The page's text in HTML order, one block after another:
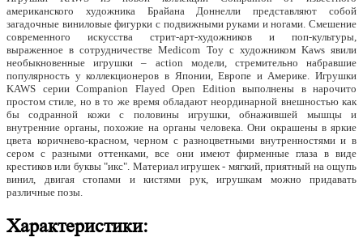
американского художника Брайана Доннелли представляют собой
загадочные виниловые фигурки с подвижными руками и ногами. Смешение
современного искусства стрит-арт-художников и поп-культуры,
выраженное в сотрудничестве Medicom Toy с художником Kaws явили
необыкновенные игрушки – action модели, стремительно набравшие
популярность у коллекционеров в Японии, Европе и Америке. Игрушки
KAWS серии Companion Flayed Open Edition выполнены в нарочито
простом стиле, но в то же время обладают неординарной внешностью как
бы содранной кожи с половины игрушки, обнажившей мышцы и
внутренние органы, похожие на органы человека. Они окрашены в яркие
цвета коричнево-красном, черном с разноцветными внутренностями и в
сером с разными оттенками, все они имеют фирменные глаза в виде
крестиков или буквы "икс". Материал игрушек - мягкий, приятный на ощупь
винил, двигая стопами и кистями рук, игрушкам можно придавать
различные позы.
Характеристики: